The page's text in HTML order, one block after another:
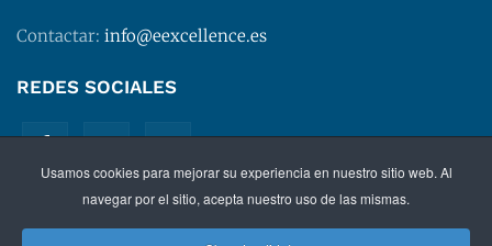
Usamos cookies para mejorar su experiencia en nuestro sitio web. Al
navegar por el sitio, acepta nuestro uso de las mismas.
Contactar: info@eexcellence.es
REDES SOCIALES